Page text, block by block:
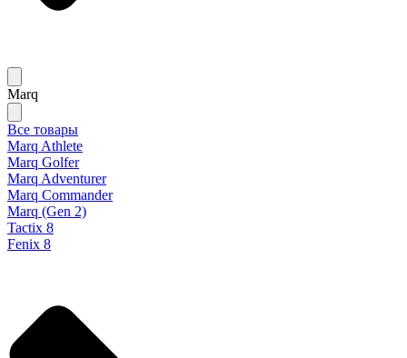
Marq
Все товары
Marq Athlete
Marq Golfer
Marq Adventurer
Marq Commander
Marq (Gen 2)
Tactix 8
Fenix 8